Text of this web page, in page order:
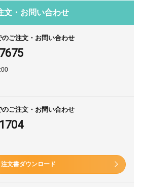
文・お問い合わせ
のご注文・お問い合わせ
のご注文・お問い合わせ
注文書ダウンロード